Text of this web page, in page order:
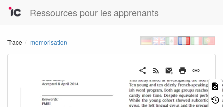
Ressources pour les apprenants
Trace memorisation